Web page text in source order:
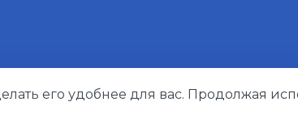
конфиденциальности
его удобнее для вас. Продолжая